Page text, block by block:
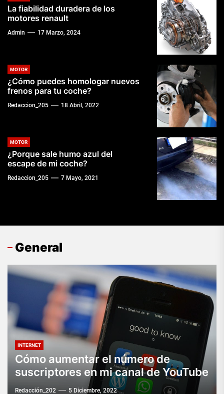
La fiabilidad duradera de los
motores renault
Admin 17 Marzo, 2024
MOTOR
¿Cómo puedes homologar nuevos
frenos para tu coche?
Redaccion_205 18 Abril, 2022
MOTOR
¿Porque sale humo azul del
escape de mi coche?
Redaccion_205 7 Mayo, 2021
General
INTERNET
Cómo aumentar el número de
suscriptores en mi canal de YouTube
Redacción_202 5 Diciembre, 2022